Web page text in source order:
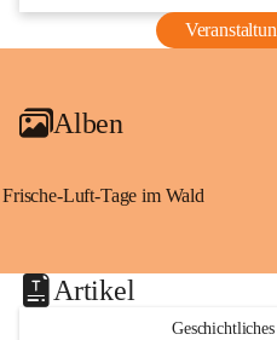
Alben
Frische-Luft-Tage im Wald
Artikel